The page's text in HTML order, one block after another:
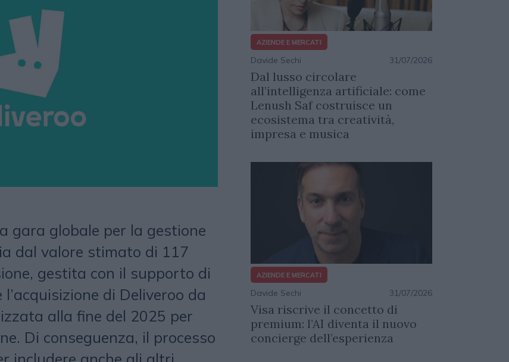
gara globale per la gestione
dal valore stimato di 117
gestita con il supporto di
di Deliveroo da
alla fine del 2025 per
Di conseguenza, il processo
AZIENDE E MERCATI
Davide Sechi 31/07/2026
Dal lusso circolare
all’intelligenza artificiale: come
Lenush Saf costruisce un
ecosistema tra creatività,
impresa e musica
AZIENDE E MERCATI
Davide Sechi 31/07/2026
Visa riscrive il concetto di
premium: l’AI diventa il nuovo
concierge dell’esperienza